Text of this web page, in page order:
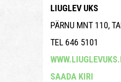
LIUGLEV UKS
PÄRNU MNT 110,
TEL 646 5101
SAADA KIRI